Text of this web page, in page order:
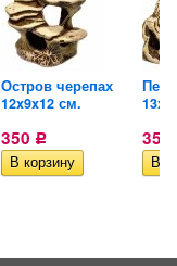
Остров черепах
12x9x12 см.
350 Р 350